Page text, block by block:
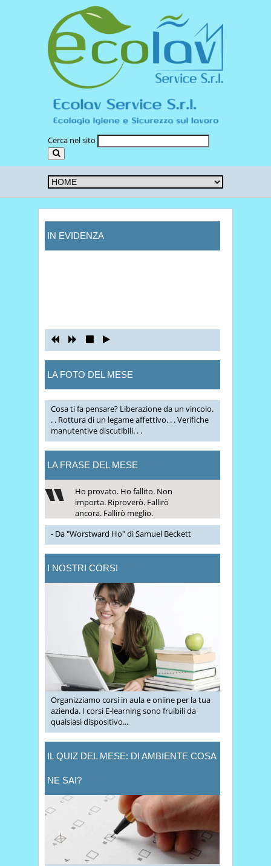
Cerca nel sito
IN EVIDENZA
LA FOTO DEL MESE
Cosa ti fa pensare? Liberazione da un vincolo.
. . Rottura di un legame affettivo. . . Verifiche
manutentive discutibili. . .
LA FRASE DEL MESE
Ho provato. Ho fallito. Non
importa. Riproverò. Fallirò
ancora. Fallirò meglio.
- Da "Worstward Ho" di Samuel Beckett
I NOSTRI CORSI
Organizziamo corsi in aula e online per la tua
azienda. I corsi E-learning sono fruibili da
qualsiasi dispositivo...
IL QUIZ DEL MESE: DI AMBIENTE COSA
NE SAI?